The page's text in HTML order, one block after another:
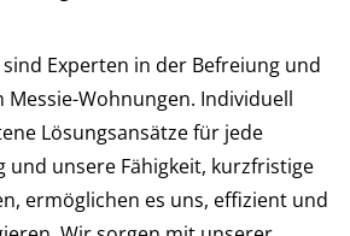
Experten in der Befreiung und
Messie-Wohnungen. Individuell
Lösungsansätze für jede
und unsere Fähigkeit, kurzfristige
ermöglichen es uns, effizient und